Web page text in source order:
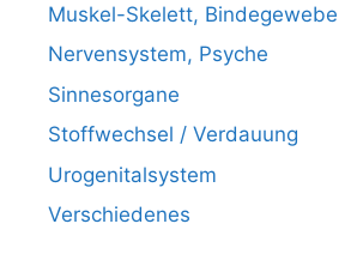
Muskel-Skelett, Bindegewebe
Nervensystem, Psyche
Sinnesorgane
Stoffwechsel / Verdauung
Urogenitalsystem
Verschiedenes